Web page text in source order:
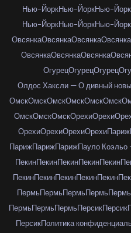
Нью-ЙоркНью-ЙоркНью-Йорк
Нью-ЙоркНью-ЙоркНью-Йорк
ОвсянкаОвсянкаОвсянкаОвсянка
ОвсянкаОвсянкаОвсянка
ОгурецОгурецОгурец
Олдос Хаксли — О дивный
ОмскОмскОмскОмскОмскОмск
ОмскОмскОмскОрехиОрехи
ОрехиОрехиОрехиОрехиПариж
ПарижПарижПарижПауло
ПекинПекинПекинПекинПекин
ПекинПекинПекинПекинПекин
ПермьПермьПермьПермьПермь
ПермьПермьПермьПерсикПерсик
ПерсикПолитика